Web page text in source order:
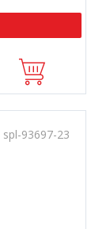
spl-93697-23